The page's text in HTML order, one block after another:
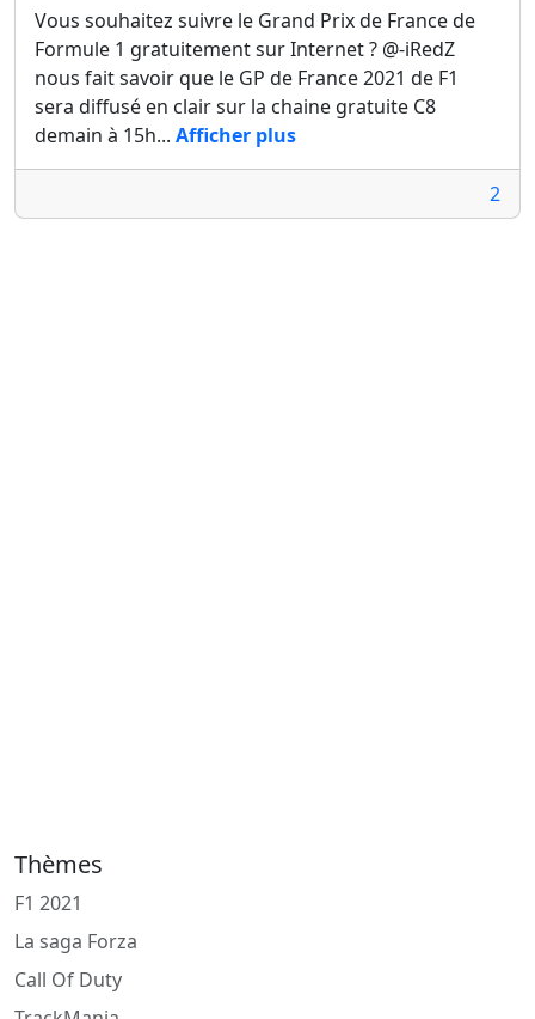
Vous souhaitez suivre le Grand Prix de France de
Formule 1 gratuitement sur Internet ? @-iRedZ
nous fait savoir que le GP de France 2021 de F1
sera diffusé en clair sur la chaine gratuite C8
demain à 15h... Afficher plus
2
Thèmes
F1 2021
La saga Forza
Call Of Duty